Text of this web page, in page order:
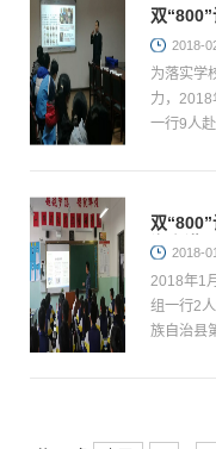
双
安、抚
2018-
为落实学
力，2018
一行9人
双
海宣讲
2018-
2018年1
组一行2
族自治县